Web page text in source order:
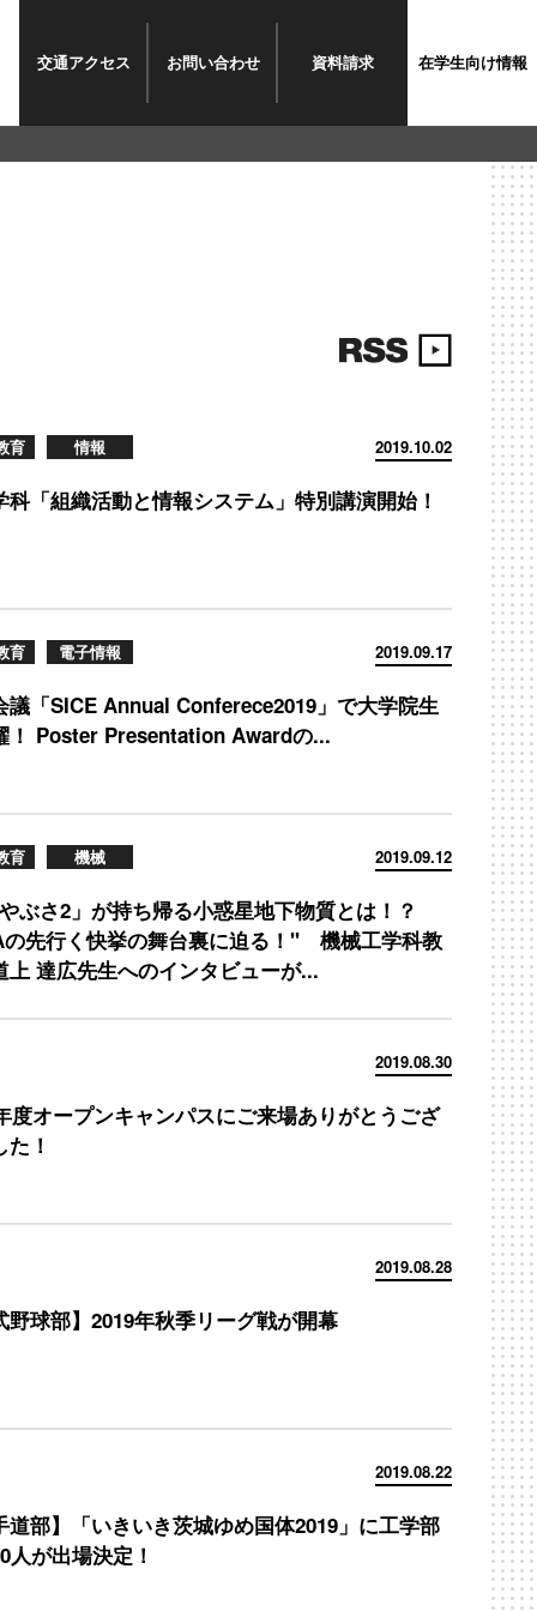
交通アクセス お問い合わせ 資料請求 在学生向け情報
2019.10.02
育 情報
科「組織活動と情報システム」特別講演開始！
2019.09.17
育 電子情報
議「SICE Annual Conferece2019」で大学院生
！ Poster Presentation Awardの...
2019.09.12
育 機械
ぶさ2」が持ち帰る小惑星地下物質とは！？
の先行く快挙の舞台裏に迫る！" 機械工学科教
達広先生へのインタビューが...
2019.08.30
度オープンキャンパスにご来場ありがとうござ
！
2019.08.28
野球部】2019年秋季リーグ戦が開幕
2019.08.22
道部】「いきいき茨城ゆめ国体2019」に工学部
人が出場決定！